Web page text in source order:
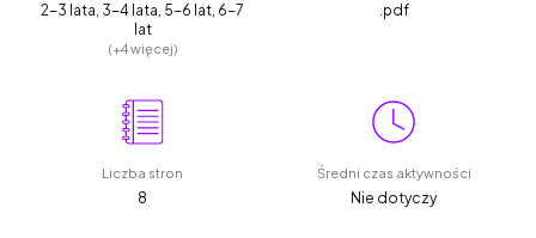
2-3 lata, 3-4 lata, 5-6 lat, 6-7
lat
(+4 więcej)
.pdf
Liczba stron
8
Średni czas aktywności
Nie dotyczy